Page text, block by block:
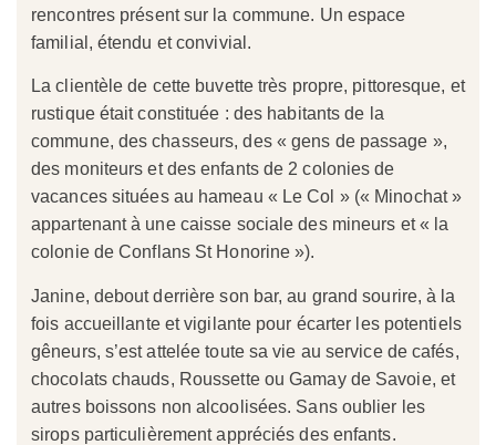
rencontres présent sur la commune. Un espace
familial, étendu et convivial.
La clientèle de cette buvette très propre, pittoresque, et
rustique était constituée : des habitants de la
commune, des chasseurs, des « gens de passage »,
des moniteurs et des enfants de 2 colonies de
vacancessituées au hameau « Le Col » (« Minochat »
appartenant à une caisse sociale des mineurs et « la
colonie deConflans St Honorine »).
Janine, debout derrière son bar, au grand sourire, à la
fois accueillante etvigilante pour écarter les potentiels
gêneurs, s’est attelée toute sa vie au service de cafés,
chocolats chauds, Roussette ou Gamay de Savoie, et
autres boissons non alcoolisées. Sans oublier les
sirops particulièrement appréciés des enfants.